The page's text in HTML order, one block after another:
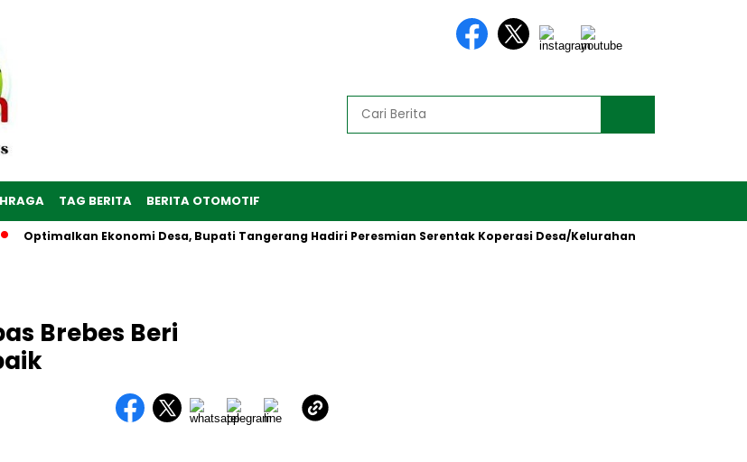
TAG BERITA BERITA OTOMOTIF
Optimalkan Ekonomi Desa, Bupati Tangerang Hadiri Peresmian Serentak Koperasi Desa/Kelurahan Merah Putih oleh
Brebes Beri